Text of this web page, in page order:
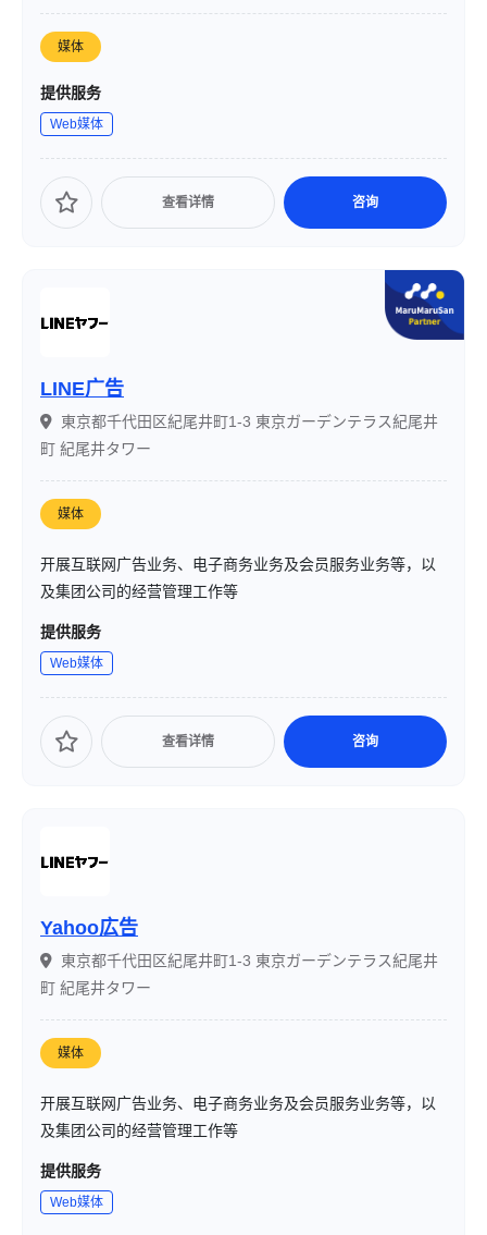
媒体
提供服务
Web媒体
查看详情 咨询
LINE广告
東京都千代田区紀尾井町1-3 東京ガーデンテラス紀尾井
町 紀尾井タワー
媒体
开展互联网广告业务、电子商务业务及会员服务业务等，以
及集团公司的经营管理工作等
提供服务
Web媒体
查看详情 咨询
Yahoo広告
東京都千代田区紀尾井町1-3 東京ガーデンテラス紀尾井
町 紀尾井タワー
媒体
开展互联网广告业务、电子商务业务及会员服务业务等，以
及集团公司的经营管理工作等
提供服务
Web媒体